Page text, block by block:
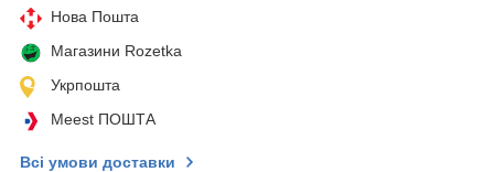
Нова Пошта
Магазини Rozetka
Укрпошта
Meest ПОШТА
Всі умови доставки